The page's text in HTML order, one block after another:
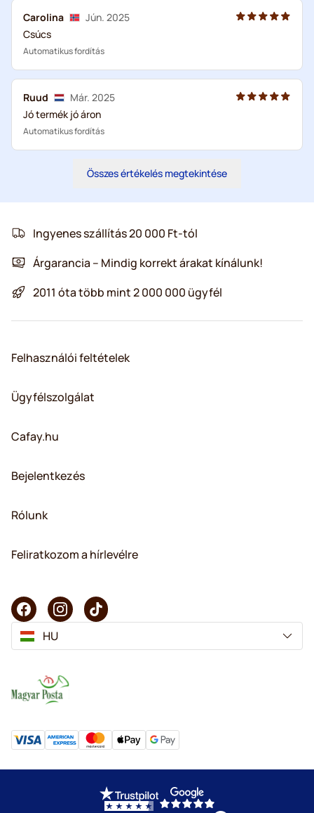
Carolina
Jún. 2025
Csúcs
Automatikus fordítás
Ruud
Már. 2025
Jó termék jó áron
Automatikus fordítás
Összes értékelés megtekintése
Ingyenes szállítás 20 000 Ft-tól
Árgarancia – Mindig korrekt árakat kínálunk!
2011 óta több mint 2 000 000 ügyfél
Felhasználói feltételek
Ügyfélszolgálat
Cafay.hu
Bejelentkezés
Rólunk
Feliratkozom a hírlevélre
HU